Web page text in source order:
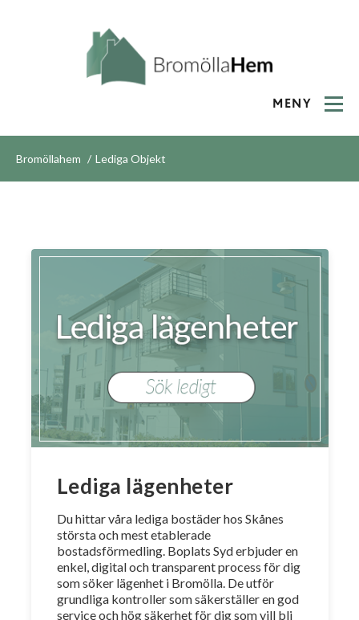
MENY
Bromöllahem Lediga Objekt
Lediga lägenheter
Du hittar våra lediga bostäder hos Skånes
största och mest etablerade
bostadsförmedling. Boplats Syd erbjuder en
enkel, digital och transparent process för dig
som söker lägenhet i Bromölla. De utför
grundliga kontroller som säkerställer en god
service och hög säkerhet för dig som vill bli